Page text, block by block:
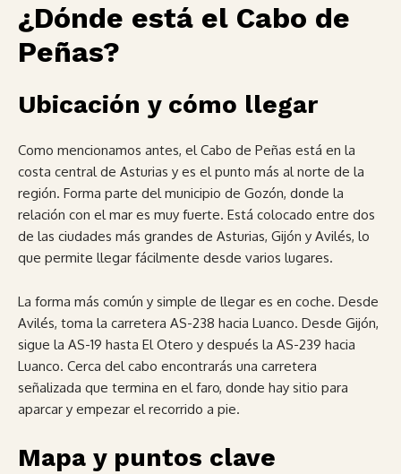
¿Dónde está el Cabo de
Peñas?
Ubicación y cómo llegar
Como mencionamos antes, el Cabo de Peñas está en la
costa central de Asturias y es el punto más al norte de la
región. Forma parte del municipio de Gozón, donde la
relación con el mar es muy fuerte. Está colocado entre dos
de las ciudades más grandes de Asturias, Gijón y Avilés, lo
que permite llegar fácilmente desde varios lugares.
La forma más común y simple de llegar es en coche. Desde
Avilés, toma la carretera AS-238 hacia Luanco. Desde Gijón,
sigue la AS-19 hasta El Otero y después la AS-239 hacia
Luanco. Cerca del cabo encontrarás una carretera
señalizada que termina en el faro, donde hay sitio para
aparcar y empezar el recorrido a pie.
Mapa y puntos clave